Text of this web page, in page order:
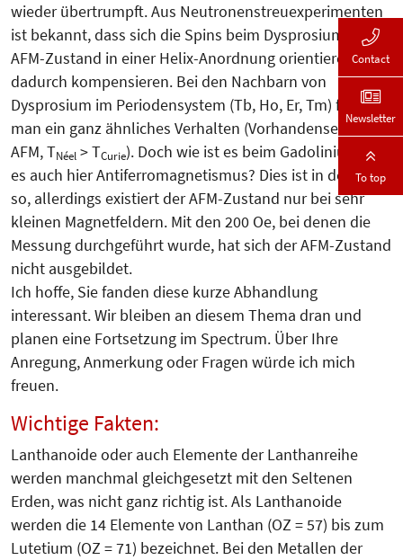
wieder übertrumpft. Aus Neutronenstreuexperimenten
ist bekannt, dass sich die Spins beim Dysprosium im
AFM-Zustand in einer Helix-Anordnung orientieren und
dadurch kompensieren. Bei den Nachbarn von
Dysprosium im Periodensystem (Tb, Ho, Er, Tm) findet
man ein ganz ähnliches Verhalten (Vorhandensein von
AFM, TNéel > TCurie). Doch wie ist es beim Gadolinium, gibt
es auch hier Antiferromagnetismus? Dies ist in der Tat
so, allerdings existiert der AFM-Zustand nur bei sehr
kleinen Magnetfeldern. Mit den 200 Oe, bei denen die
Messung durchgeführt wurde, hat sich der AFM-Zustand
nicht ausgebildet.
Ich hoffe, Sie fanden diese kurze Abhandlung
interessant. Wir bleiben an diesem Thema dran und
planen eine Fortsetzung im Spectrum. Über Ihre
Anregung, Anmerkung oder Fragen würde ich mich
freuen.
Wichtige Fakten:
Lanthanoide oder auch Elemente der Lanthanreihe
werden manchmal gleichgesetzt mit den Seltenen
Erden, was nicht ganz richtig ist. Als Lanthanoide
werden die 14 Elemente von Lanthan (OZ = 57) bis zum
Lutetium (OZ = 71) bezeichnet. Bei den Metallen der
Contact
Newsletter
To top